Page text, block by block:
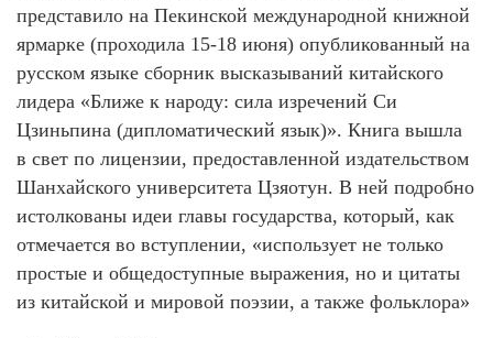
представило на Пекинской международной книжной
ярмарке (проходила 15-18 июня) опубликованный на
русском языке сборник высказываний китайского
лидера «Ближе к народу: сила изречений Си
Цзиньпина (дипломатический язык)». Книга вышла
в свет по лицензии, предоставленной издательством
Шанхайского университета Цзяотун. В ней подробно
истолкованы идеи главы государства, который, как
отмечается во вступлении, «использует не только
простые и общедоступные выражения, но и цитаты
из китайской и мировой поэзии, а также фольклора»